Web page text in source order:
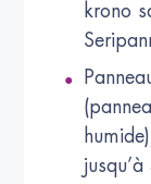
krono